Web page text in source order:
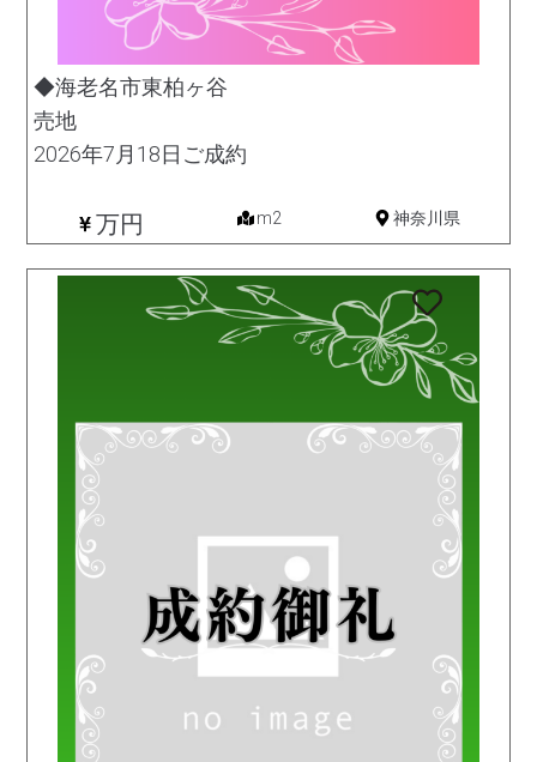
◆海老名市東柏ヶ谷
売地
2026年7月18日ご成約
万円 m2 神奈川県